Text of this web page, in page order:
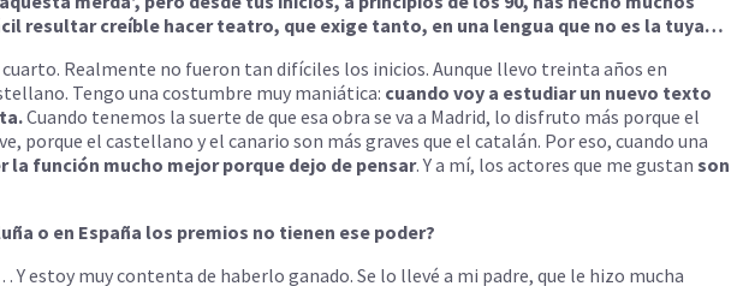
resultar creíble hacer teatro, que exige tanto, en una lengua que no es la tuya…
Realmente no fueron tan difíciles los inicios. Aunque llevo treinta años en
Tengo una costumbre muy maniática: cuando voy a estudiar un nuevo texto
Cuando tenemos la suerte de que esa obra se va a Madrid, lo disfruto más porque el
porque el castellano y el canario son más graves que el catalán. Por eso, cuando una
la función mucho mejor porque dejo de pensar. Y a mí, los actores que me gustan son
o en España los premios no tienen ese poder?
estoy muy contenta de haberlo ganado. Se lo llevé a mi padre, que le hizo mucha